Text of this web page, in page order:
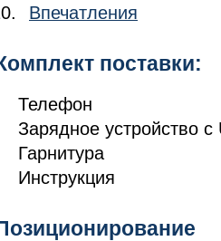
Впечатления
поставки:
Телефон
Зарядное устройство
Гарнитура
Инструкция